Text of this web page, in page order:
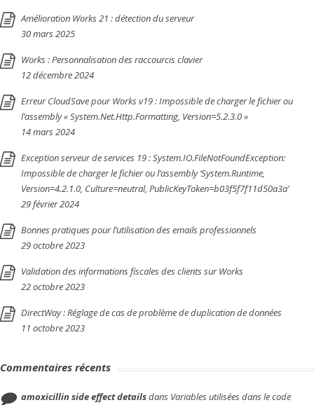
Amélioration Works 21 : détection du serveur
30 mars 2025
Works : Personnalisation des raccourcis clavier
12 décembre 2024
Erreur CloudSave pour Works v19 : Impossible de charger le fichier ou
l’assembly « System.Net.Http.Formatting, Version=5.2.3.0 »
14 mars 2024
Exception serveur de services 19 : System.IO.FileNotFoundException:
Impossible de charger le fichier ou l’assembly ‘System.Runtime,
Version=4.2.1.0, Culture=neutral, PublicKeyToken=b03f5f7f11d50a3a’
29 février 2024
Bonnes pratiques pour l’utilisation des emails professionnels
29 octobre 2023
Validation des informations fiscales des clients sur Works
22 octobre 2023
DirectWay : Réglage de cas de problème de duplication de données
11 octobre 2023
Commentaires récents
amoxicillin side effect detailsdans Variables utilisées dans le code